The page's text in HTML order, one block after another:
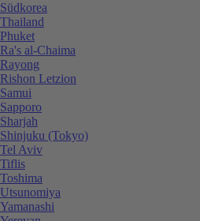
Südkorea
Thailand
Phuket
Ra's al-Chaima
Rayong
Rishon Letzion
Samui
Sapporo
Sharjah
Shinjuku (Tokyo)
Tel Aviv
Tiflis
Toshima
Utsunomiya
Yamanashi